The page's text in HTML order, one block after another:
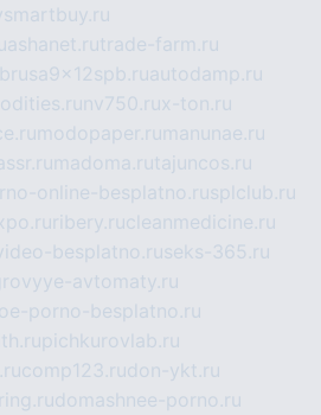
ashanet.rutrade-farm.ru
autodamp.ru
nv750.rux-ton.ru
modopaper.ru manunae.ru
madoma.rutajuncos.ru
online-besplatno.rusplclub.ru
ribery.rucleanmedicine.ru
besplatno.ruseks-365.ru
avtomaty.ru
porno-besplatno.ru
pichkurovlab.ru
comp123.rudon-ykt.ru
domashnee-porno.ru